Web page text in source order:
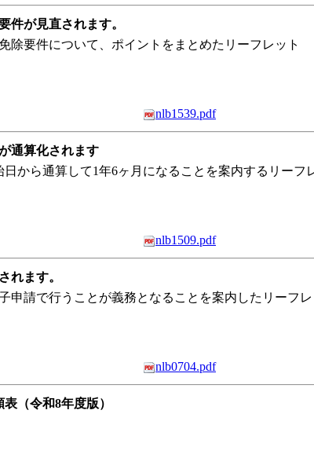
件が見直されます。
除要件について、ポイントをまとめたリーフレット
nlb1539.pdf
通算化されます
から通算して1年6ヶ月になることを案内するリーフ
nlb1509.pdf
れます。
申請で行うことが義務となることを案内したリーフ
nlb0704.pdf
（令和8年度版）